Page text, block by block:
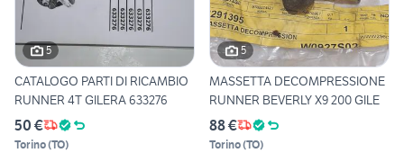
5
CATALOGO PARTI DI RICAMBIO
RUNNER 4T GILERA 633276
50 €
Torino(TO)
5
MASSETTA DECOMPRESSIONE
RUNNER BEVERLY X9 200 GILE
88 €
Torino(TO)